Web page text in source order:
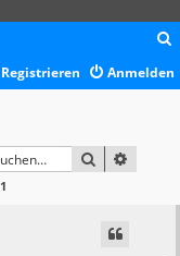
c
Anmelden
Registrieren
SUCHE
1